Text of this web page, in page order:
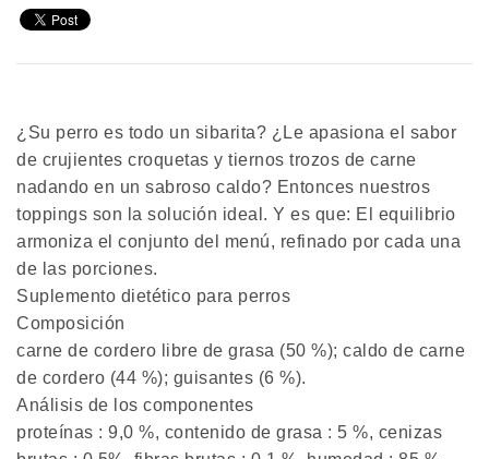
¿Su perro es todo un sibarita? ¿Le apasiona el sabor
de crujientes croquetas y tiernos trozos de carne
nadando en un sabroso caldo? Entonces nuestros
toppings son la solución ideal. Y es que: El equilibrio
armoniza el conjunto del menú, refinado por cada una
de las porciones.
Suplemento dietético para perros
Composición
carne de cordero libre de grasa (50 %); caldo de carne
de cordero (44 %); guisantes (6 %).
Análisis de los componentes
proteínas : 9,0 %, contenido de grasa : 5 %, cenizas